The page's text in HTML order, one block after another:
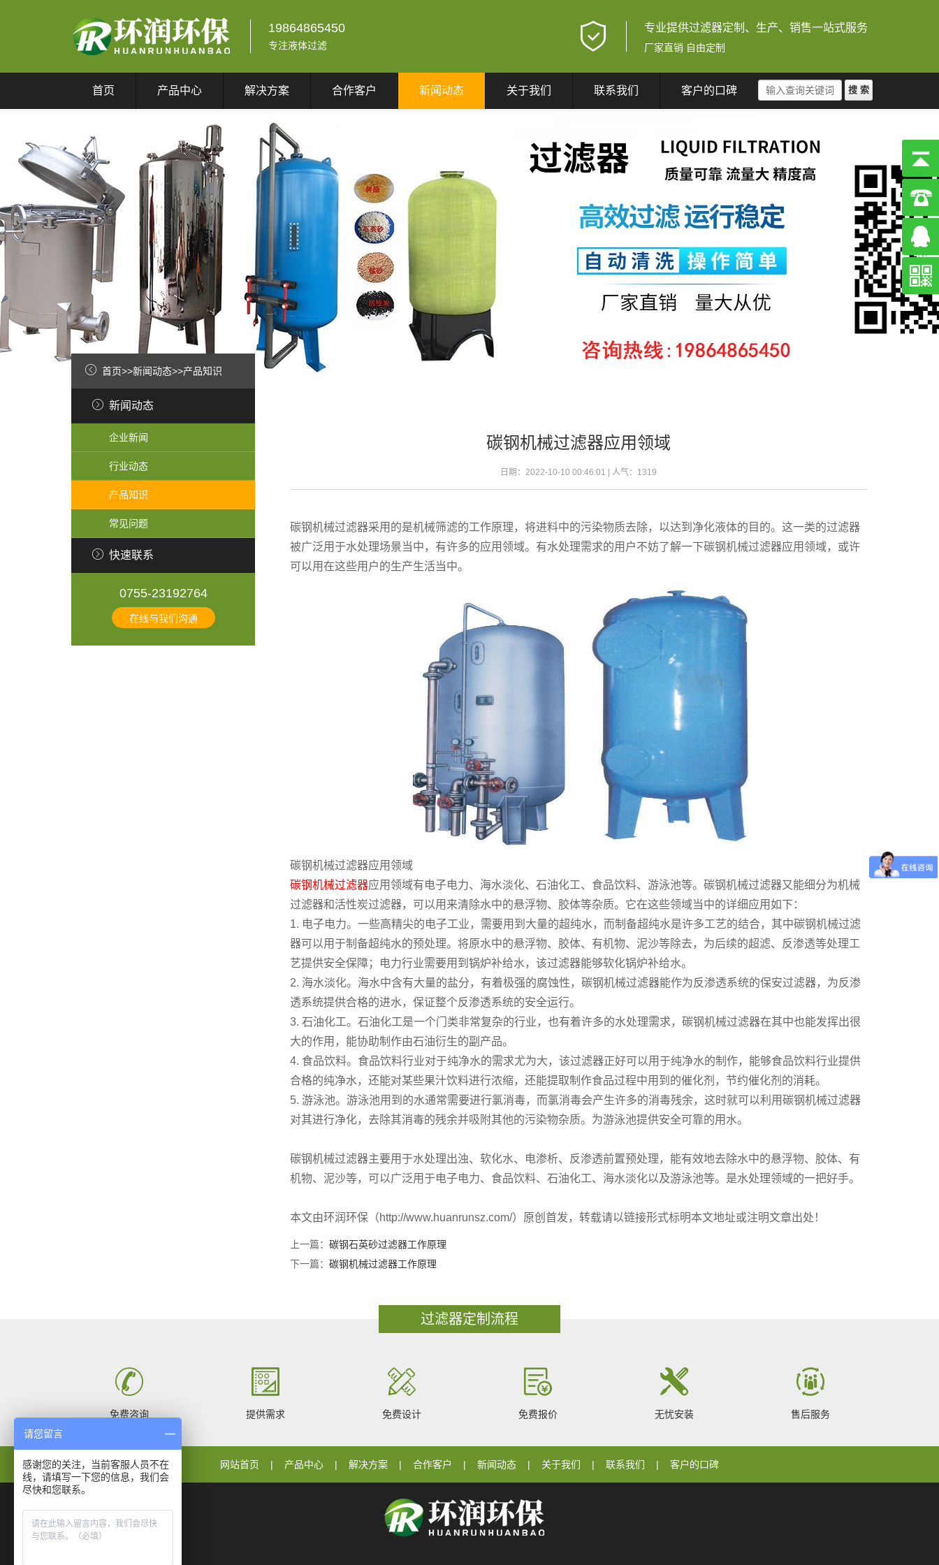
19864865450
专注液体过滤
专业提供过滤器定制、生产、销售一站式服务
厂家直销 自由定制
首页 产品中心 解决方案 合作客户 新闻动态 关于我们 联系我们 客户的口碑
碳钢机械过滤器应用领域
日期：2022-10-10 00:46:01 | 人气： 1319
碳钢机械过滤器采用的是机械筛滤的工作原理，将进料中的污染物质去除，以达到净化液体的目的。这一类的过滤器
被广泛用于水处理场景当中，有许多的应用领域。有水处理需求的用户不妨了解一下碳钢机械过滤器应用领域，或许
可以用在这些用户的生产生活当中。
碳钢机械过滤器应用领域
碳钢机械过滤器应用领域有电子电力、海水淡化、石油化工、食品饮料、游泳池等。碳钢机械过滤器又能细分为机械
过滤器和活性炭过滤器，可以用来清除水中的悬浮物、胶体等杂质。它在这些领域当中的详细应用如下：
1. 电子电力。一些高精尖的电子工业，需要用到大量的超纯水，而制备超纯水是许多工艺的结合，其中碳钢机械过滤
器可以用于制备超纯水的预处理。将原水中的悬浮物、胶体、有机物、泥沙等除去，为后续的超滤、反渗透等处理工
艺提供安全保障；电力行业需要用到锅炉补给水，该过滤器能够软化锅炉补给水。
2. 海水淡化。海水中含有大量的盐分，有着极强的腐蚀性，碳钢机械过滤器能作为反渗透系统的保安过滤器，为反渗
透系统提供合格的进水，保证整个反渗透系统的安全运行。
3. 石油化工。石油化工是一个门类非常复杂的行业，也有着许多的水处理需求，碳钢机械过滤器在其中也能发挥出很
大的作用，能协助制作由石油衍生的副产品。
4. 食品饮料。食品饮料行业对于纯净水的需求尤为大，该过滤器正好可以用于纯净水的制作，能够食品饮料行业提供
合格的纯净水，还能对某些果汁饮料进行浓缩，还能提取制作食品过程中用到的催化剂，节约催化剂的消耗。
5. 游泳池。游泳池用到的水通常需要进行氯消毒，而氯消毒会产生许多的消毒残余，这时就可以利用碳钢机械过滤器
对其进行净化，去除其消毒的残余并吸附其他的污染物杂质。为游泳池提供安全可靠的用水。
碳钢机械过滤器主要用于水处理出浊、软化水、电渗析、反渗透前置预处理，能有效地去除水中的悬浮物、胶体、有
机物、泥沙等，可以广泛用于电子电力、食品饮料、石油化工、海水淡化以及游泳池等。是水处理领域的一把好手。
本文由环润环保（http://www.huanrunsz.com/）原创首发，转载请以链接形式标明本文地址或注明文章出处！
上一篇： 碳钢石英砂过滤器工作原理
下一篇： 碳钢机械过滤器工作原理
首页>>新闻动态>>产品知识
新闻动态
企业新闻
行业动态
产品知识
常见问题
快速联系
0755-23192764
在线与我们沟通
过滤器定制流程
免费咨询 提供需求 免费设计 免费报价 无忧安装 售后服务
网站首页 产品中心 解决方案 合作客户 新闻动态 关于我们 联系我们 客户的口碑
请您留言
感谢您的关注，当前客服人员不在
线，请填写一下您的信息，我们会
尽快和您联系。